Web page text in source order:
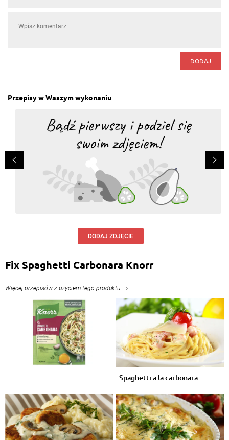
DODAJ
Przepisy w Waszym wykonaniu
DODAJ ZDJĘCIE
Fix Spaghetti Carbonara Knorr
Więcej przepisów z użyciem tego produktu
Spaghetti a la carbonara